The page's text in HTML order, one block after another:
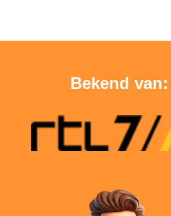
Bekend van: